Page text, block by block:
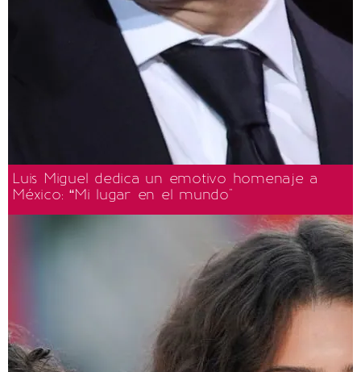
Luis Miguel dedica un emotivo homenaje a
México: “Mi lugar en el mundo"